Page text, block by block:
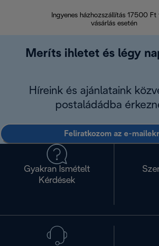
Ingyenes házhozszállítás 17500 Ft
vásárlás esetén
Meríts ihletet és légy
Híreink és ajánlataink
postaládádba
Feliratkozom az e-
Gyakran Ismételt
Kérdések